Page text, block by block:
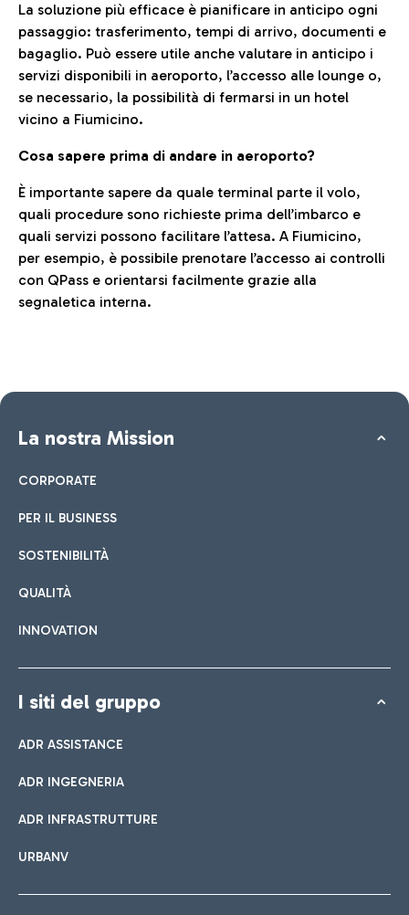
La soluzione più efficace è pianificare in anticipo ogni
passaggio: trasferimento, tempi di arrivo, documenti e
bagaglio. Può essere utile anche valutare in anticipo i
servizi disponibili in aeroporto, l’accesso alle lounge o,
se necessario, la possibilità di fermarsi in un hotel
vicino a Fiumicino.
Cosa sapere prima di andare in aeroporto?
È importante sapere da quale terminal parte il volo,
quali procedure sono richieste prima dell’imbarco e
quali servizi possono facilitare l’attesa. A Fiumicino,
per esempio, è possibile prenotare l’accesso ai controlli
con QPass e orientarsi facilmente grazie alla
segnaletica interna.
La nostra Mission
CORPORATE
PER IL BUSINESS
SOSTENIBILITÀ
QUALITÀ
INNOVATION
I siti del gruppo
ADR ASSISTANCE
ADR INGEGNERIA
ADR INFRASTRUTTURE
URBANV